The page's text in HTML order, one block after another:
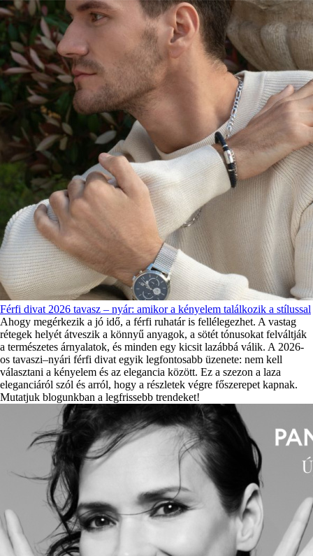
Férfi divat 2026 tavasz – nyár: amikor a kényelem találkozik a stílussal
Ahogy megérkezik a jó idő, a férfi ruhatár is fellélegezhet. A vastag
rétegek helyét átveszik a könnyű anyagok, a sötét tónusokat felváltják
a természetes árnyalatok, és minden egy kicsit lazábbá válik. A 2026-
os tavaszi–nyári férfi divat egyik legfontosabb üzenete: nem kell
választani a kényelem és az elegancia között. Ez a szezon a laza
eleganciáról szól és arról, hogy a részletek végre főszerepet kapnak.
Mutatjuk blogunkban a legfrissebb trendeket!